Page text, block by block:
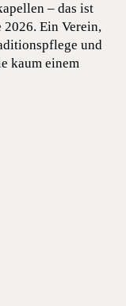
– das ist
2026. Ein Verein,
und
kaum einem